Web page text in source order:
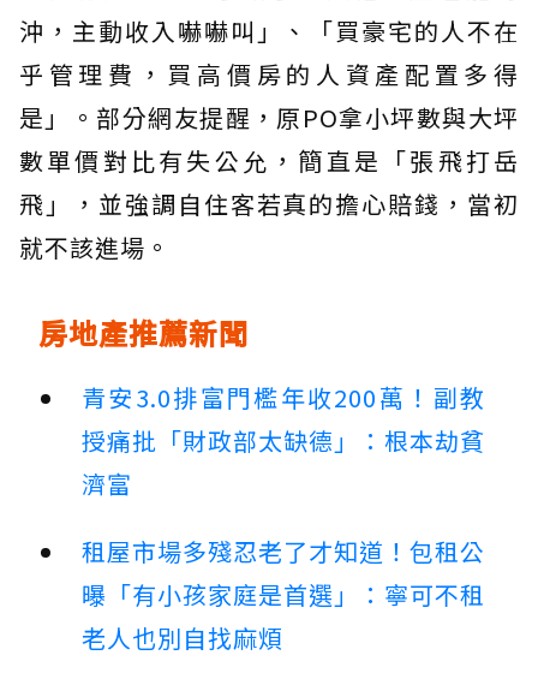
沖，主動收入嚇嚇叫」、「買豪宅的人不在
乎管理費，買高價房的人資產配置多得
是」。部分網友提醒，原PO拿小坪數與大坪
數單價對比有失公允，簡直是「張飛打岳
飛」，並強調自住客若真的擔心賠錢，當初
就不該進場。
房地產推薦新聞
青安3.0排富門檻年收200萬！副教
授痛批「財政部太缺德」：根本劫貧
濟富
租屋市場多殘忍老了才知道！包租公
曝「有小孩家庭是首選」：寧可不租
老人也別自找麻煩